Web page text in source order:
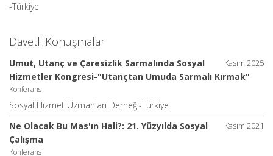
-Türkiye
Davetli Konuşmalar
Kasım 2025
Umut, Utanç ve Çaresizlik Sarmalında Sosyal
Hizmetler Kongresi-"Utançtan Umuda Sarmalı Kırmak"
Konferans
Sosyal Hizmet Uzmanları Derneği-Türkiye
Kasım 2021
Ne Olacak Bu Mas'ın Hali?: 21. Yüzyılda Sosyal
Çalışma
Konferans